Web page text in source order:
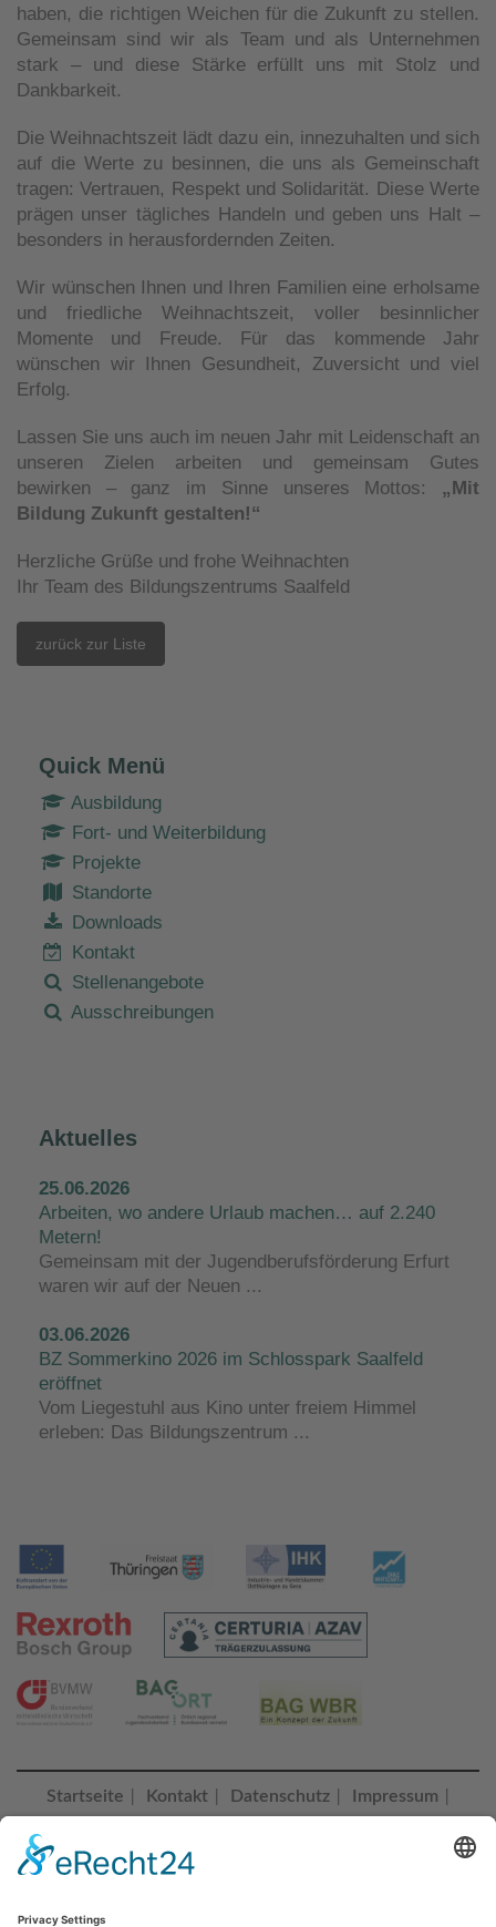
haben, die richtigen Weichen für die Zukunft zu stellen.
Gemeinsam sind wir als Team und als Unternehmen
stark – und diese Stärke erfüllt uns mit Stolz und
Dankbarkeit.
Die Weihnachtszeit lädt dazu ein, innezuhalten und sich
auf die Werte zu besinnen, die uns als Gemeinschaft
tragen: Vertrauen, Respekt und Solidarität. Diese Werte
prägen unser tägliches Handeln und geben uns Halt –
besonders in herausfordernden Zeiten.
Wir wünschen Ihnen und Ihren Familien eine erholsame
und friedliche Weihnachtszeit, voller besinnlicher
Momente und Freude. Für das kommende Jahr
wünschen wir Ihnen Gesundheit, Zuversicht und viel
Erfolg.
Lassen Sie uns auch im neuen Jahr mit Leidenschaft an
unseren Zielen arbeiten und gemeinsam Gutes
bewirken – ganz im Sinne unseres Mottos: „Mit
Bildung Zukunft gestalten!“
Herzliche Grüße und frohe Weihnachten
Ihr Team des Bildungszentrums Saalfeld
zurück zur Liste
Quick Menü
Ausbildung
Fort- und Weiterbildung
Projekte
Standorte
Downloads
Kontakt
Stellenangebote
Ausschreibungen
Aktuelles
25.06.2026
Arbeiten, wo andere Urlaub machen… auf 2.240
Metern!
Gemeinsam mit der Jugendberufsförderung Erfurt
waren wir auf der Neuen ...
03.06.2026
BZ Sommerkino 2026 im Schlosspark Saalfeld
eröffnet
Vom Liegestuhl aus Kino unter freiem Himmel
erleben: Das Bildungszentrum ...
Startseite Kontakt Datenschutz Impressum
Cookie-Einstellungen |